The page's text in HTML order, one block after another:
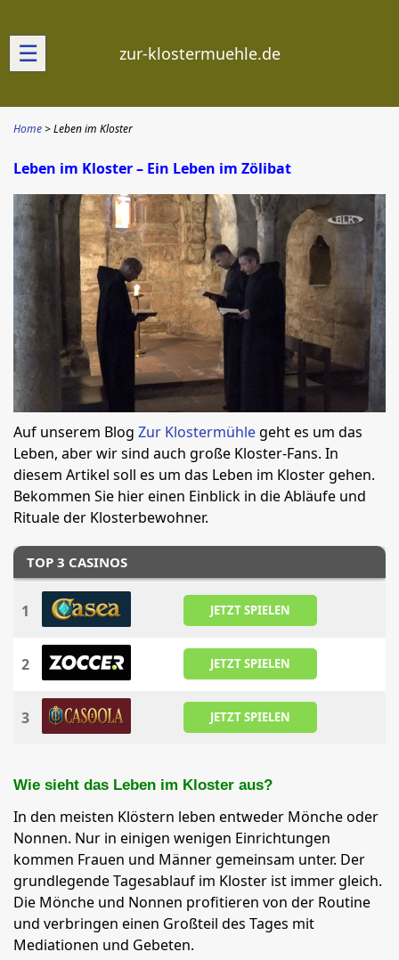
☰ zur-klostermuehle.de
Home Leben im Kloster
Leben im Kloster – Ein Leben im Zölibat
Auf unserem Blog Zur Klostermühlegeht es um das
Leben, aber wir sind auch große Kloster-Fans. In
diesem Artikel soll es um das Leben im Kloster gehen.
Bekommen Sie hier einen Einblick in die Abläufe und
Rituale der Klosterbewohner.
TOP 3 CASINOS
1 JETZT SPIELEN
2 JETZT SPIELEN
3 JETZT SPIELEN
Wie sieht das Leben im Kloster aus?
In den meisten Klöstern leben entweder Mönche oder
Nonnen. Nur in einigen wenigen Einrichtungen
kommen Frauen und Männer gemeinsam unter. Der
grundlegende Tagesablauf im Kloster ist immer gleich.
Die Mönche und Nonnen profitieren von der Routine
und verbringen einen Großteil des Tages mit
Mediationen und Gebeten.